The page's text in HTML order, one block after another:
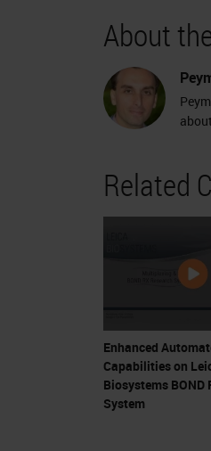
Here's the
scanner final
off with
It is an
how we
Selected
lens and its
tissue
Let's just
optical
About
Related
Enhanced
Capabilities on
Biosystems BOND
System